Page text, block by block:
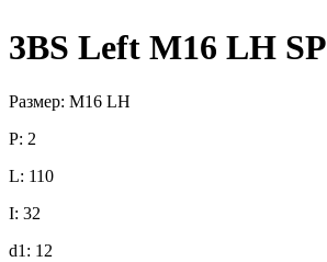
3BS Left M16 LH SP
Размер: M16 LH
P: 2
L: 110
I: 32
d1: 12